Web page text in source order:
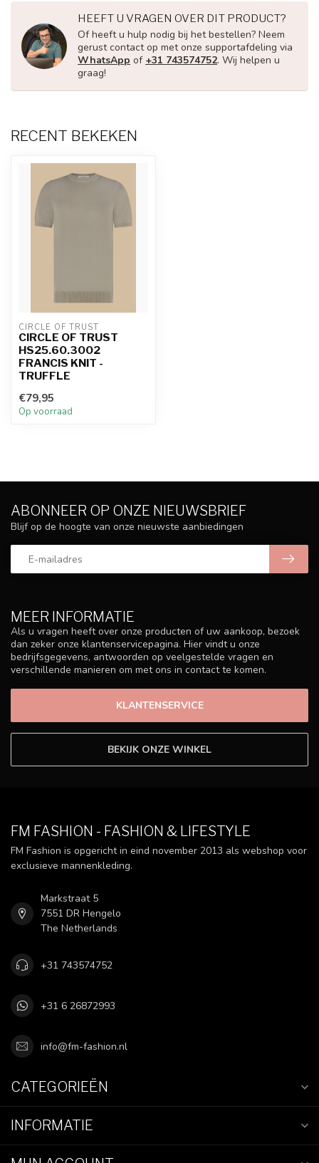
HEEFT U VRAGEN OVER DIT PRODUCT?
Of heeft u hulp nodig bij het bestellen? Neem
gerust contact op met onze supportafdeling via
WhatsApp of +31 743574752. Wij helpen u
graag!
RECENT BEKEKEN
CIRCLE OF TRUST
CIRCLE OF TRUST
HS25.60.3002
FRANCIS KNIT -
TRUFFLE
€79,95
Op voorraad
MEER INFORMATIE
Als u vragen heeft over onze producten of uw aankoop, bezoek
dan zeker onze klantenservicepagina. Hier vindt u onze
bedrijfsgegevens, antwoorden op veelgestelde vragen en
verschillende manieren om met ons in contact te komen.
KLANTENSERVICE
BEKIJK ONZE WINKEL
ABONNEER OP ONZE NIEUWSBRIEF
Blijf op de hoogte van onze nieuwste aanbiedingen
FM FASHION - FASHION & LIFESTYLE
FM Fashion is opgericht in eind november 2013 als webshop voor
exclusieve mannenkleding.
Markstraat 5
7551 DR Hengelo
The Netherlands
+31 743574752
+31 6 26872993
info@fm-fashion.nl
CATEGORIEËN
INFORMATIE